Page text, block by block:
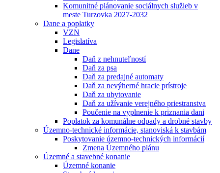
Komunitné plánovanie sociálnych služieb v
meste Turzovka 2027-2032
Dane a poplatky
VZN
Legislatíva
Dane
Daň z nehnuteľností
Daň za psa
Daň za predajné automaty
Daň za nevýherné hracie prístroje
Daň za ubytovanie
Daň za užívanie verejného priestranstva
Poučenie na vyplnenie k priznania dani
Poplatok za komunálne odpady a drobné stavby
Územno-technické informácie, stanoviská k stavbám
Poskytovanie územno-technických informácií
Zmena Územného plánu
Územné a stavebné konanie
Územné konanie